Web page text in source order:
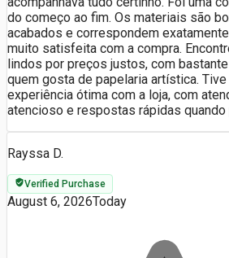
do começo ao fim. Os materiais são
acabados e correspondem
muito satisfeita com a compra.
lindos por preços justos, com
quem gosta de papelaria artística. Tive
experiência ótima com a loja, com
atencioso e respostas rápidas quando
Rayssa D.
Verified Purchase
August 6, 2026Today